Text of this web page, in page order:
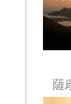
薩